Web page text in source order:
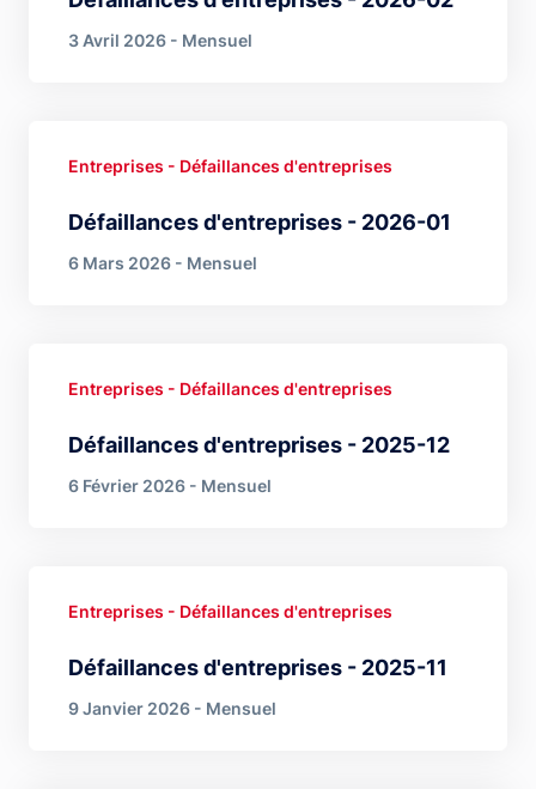
3 Avril 2026 - Mensuel
Défaillances d'entreprises - 2026-01
Entreprises - Défaillances d'entreprises
6 Mars 2026 - Mensuel
Défaillances d'entreprises - 2025-12
Entreprises - Défaillances d'entreprises
6 Février 2026 - Mensuel
Défaillances d'entreprises - 2025-11
Entreprises - Défaillances d'entreprises
9 Janvier 2026 - Mensuel